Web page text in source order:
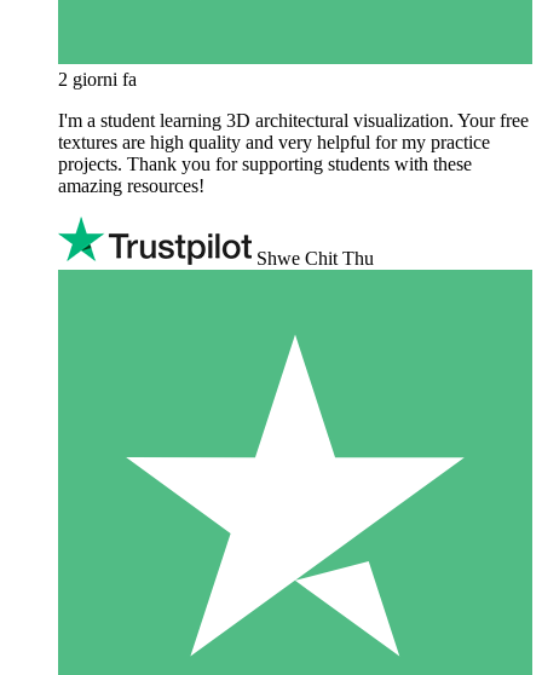
2 giorni fa
I'm a student learning 3D architectural visualization. Your free
textures are high quality and very helpful for my practice
projects. Thank you for supporting students with these
amazing resources!
Shwe Chit Thu